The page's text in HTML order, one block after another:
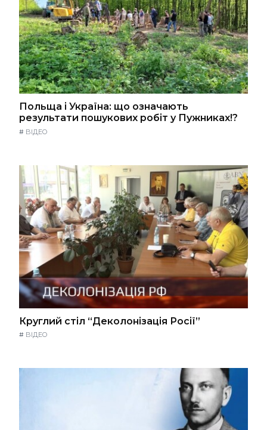
Польща і Україна: що означають
результати пошукових робіт у Пужниках!?
# ВІДЕО
Круглий стіл “Деколонізація Росії”
# ВІДЕО